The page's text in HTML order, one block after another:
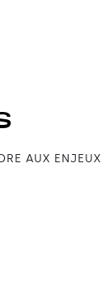
AUX ENJEUX